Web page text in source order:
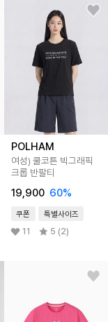
POLHAM
여성) 쿨코튼 빅그래픽
크롭 반팔티
19,900 60%
쿠폰 특별사이즈
11 5 (2)